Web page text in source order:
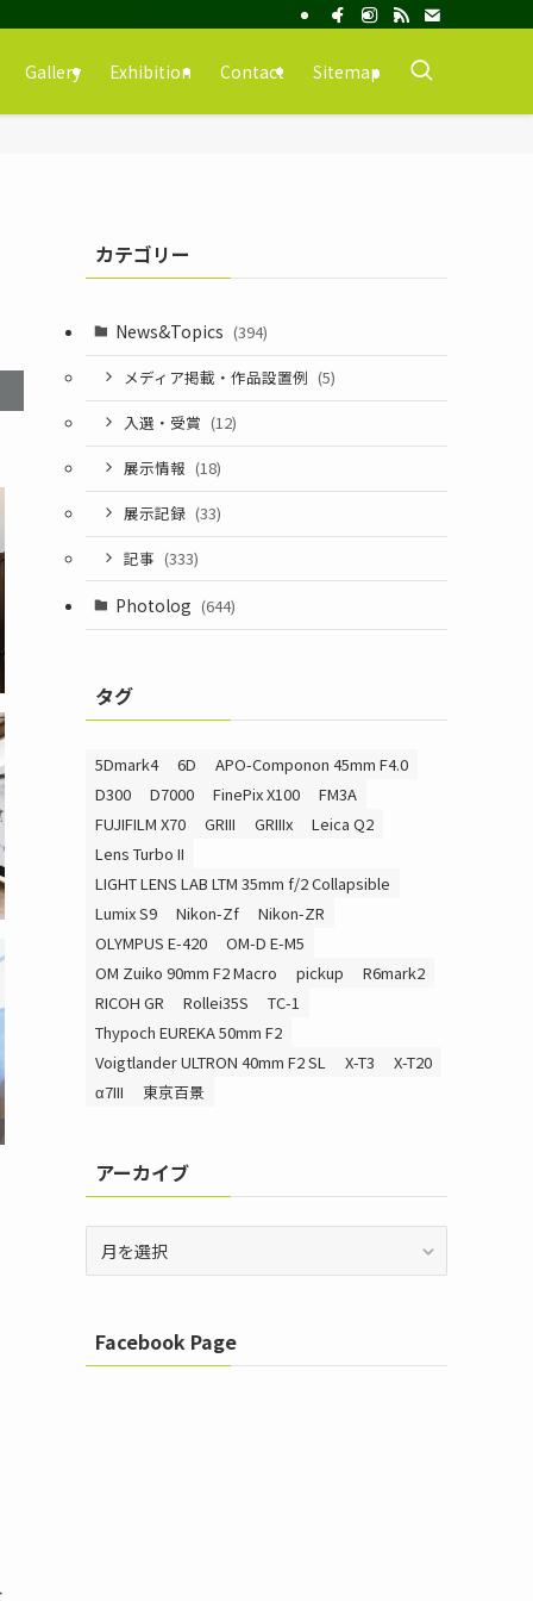
Gallery Exhibition Contact Sitemap
カテゴリー
News&Topics (394)
メディア掲載・作品設置例 (5)
入選・受賞 (12)
展示情報 (18)
展示記録 (33)
記事 (333)
Photolog (644)
タグ
5Dmark4 6D
APO-Componon 45mm F4.0
D300
D7000 FinePix X100
FM3A
FUJIFILM X70
GRIII GRIIIx
Leica Q2
Lens Turbo II
LIGHT LENS LAB LTM 35mm f/2 Collapsible
Lumix S9
Nikon-Zf
Nikon-ZR
OLYMPUS E-420
OM-D E-M5
OM Zuiko 90mm F2 Macro
pickup
R6mark2
RICOH GR
Rollei35S
TC-1
Thypoch EUREKA 50mm F2
Voigtlander ULTRON 40mm F2 SL
X-T3
X-T20
α7III
東京百景
アーカイブ
ブFacebook Page